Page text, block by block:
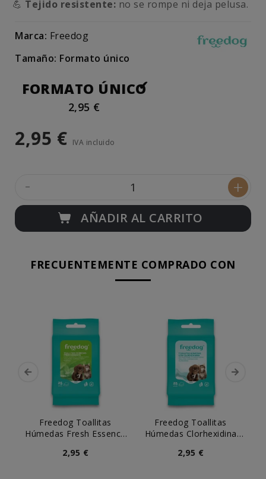
💪 Tejido resistente: no se rompe ni deja pelusa.
Marca: Freedog
Tamaño: Formato único
FORMATO ÚNICO
2,95 €
2,95 € IVA incluido
- +
AÑADIR AL CARRITO
FRECUENTEMENTE COMPRADO CON
Freedog Toallitas
Húmedas Fresh Essence
2,95 €
Freedog Toallitas
Húmedas Clorhexidina
2,95 €